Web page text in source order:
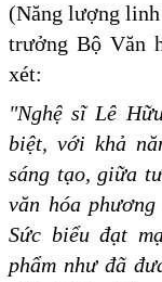
(Năng lượng
trưởng Bộ Văn
xét:
"Nghệ sĩ Lê
biệt, với khả
sáng tạo, giữa
văn hóa
Sức biểu đạt
phẩm như đã